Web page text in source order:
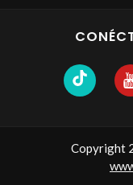
Copyright